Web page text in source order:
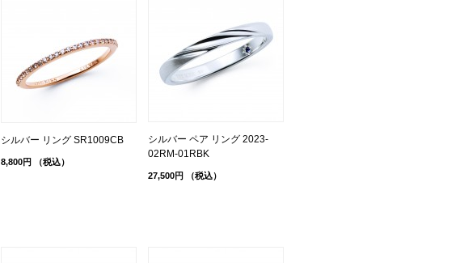
シルバー リング SR1009CB
8,800円 （税込）
シルバー ペア リング 2023-
02RM-01RBK
27,500円 （税込）